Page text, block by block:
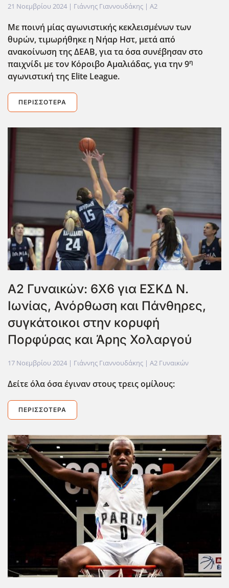
21 Νοεμβρίου 2024 | Γιάννης Γιαννουδάκης | A2
Με ποινή μίας αγωνιστικής κεκλεισμένων των
θυρών, τιμωρήθηκε η Νήαρ Ηστ, μετά από
ανακοίνωση της ΔΕΑΒ, για τα όσα συνέβησαν στο
παιχνίδι με τον Κόροιβο Αμαλιάδας, για την 9η
αγωνιστική της Elite League.
ΠΕΡΙΣΣΌΤΕΡΑ
Α2 Γυναικών: 6Χ6 για ΕΣΚΔ Ν.
Ιωνίας, Ανόρθωση και Πάνθηρες,
συγκάτοικοι στην κορυφή
Πορφύρας και Άρης Χολαργού
17 Νοεμβρίου 2024 | Γιάννης Γιαννουδάκης | Α2 Γυναικών
Δείτε όλα όσα έγιναν στους τρεις ομίλους:
ΠΕΡΙΣΣΌΤΕΡΑ